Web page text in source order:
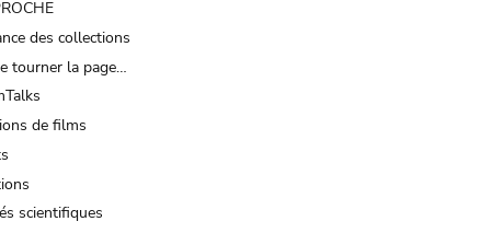
des collections
tourner la page…
de films
scientifiques